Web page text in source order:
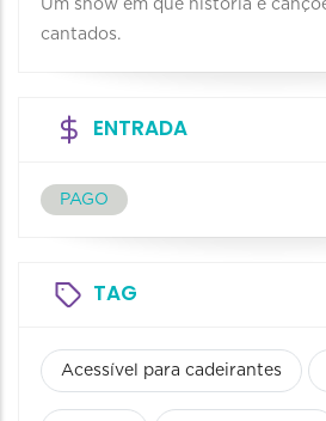
Um show em que história e
cantados.
ENTRADA
PAGO
TAG
Acessível para cadeirantes